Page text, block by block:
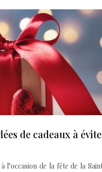
de cadeaux à
l’occasion de la fête de la